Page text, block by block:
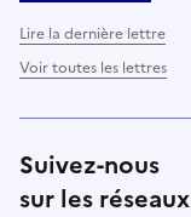
Lire la dernière lettre
Voir toutes les lettres
Suivez-nous
sur les